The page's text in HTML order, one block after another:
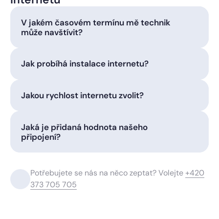
V jakém časovém termínu mě technik
může navštívit?
Jak probíhá instalace internetu?
Jakou rychlost internetu zvolit?
Jaká je přidaná hodnota našeho
připojení?
Potřebujete se nás na něco zeptat? Volejte+420
373 705 705